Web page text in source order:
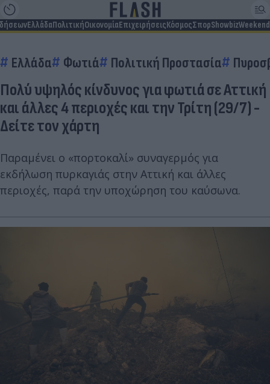
ΕλλάδαΠολιτικήΟικονομίαΕπιχειρήσειςΚόσμοςΣπορShowbizWeekend
Ελλάδα Φωτιά Πολιτική Προστασία
Πολύ υψηλός κίνδυνος για φωτιά σε Αττική
και άλλες 4 περιοχές και την Τρίτη (29/7) -
Δείτε τον χάρτη
Παραμένει ο «πορτοκαλί» συναγερμός για
εκδήλωση πυρκαγιάς στην Αττική και άλλες
περιοχές, παρά την υποχώρηση του καύσωνα.